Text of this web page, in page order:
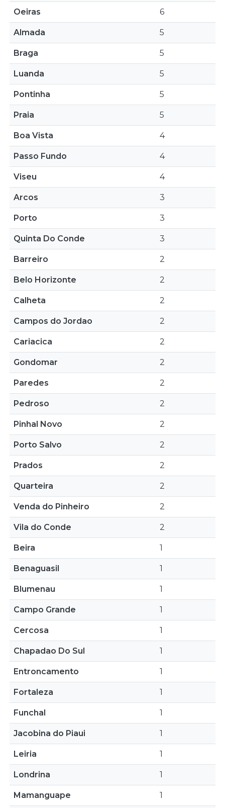
Oeiras 6
Almada 5
Braga 5
Luanda 5
Pontinha 5
Praia 5
Boa Vista 4
Passo Fundo 4
Viseu 4
Arcos 3
Porto 3
Quinta Do Conde 3
Barreiro 2
Belo Horizonte 2
Calheta 2
Campos do Jordao 2
Cariacica 2
Gondomar 2
Paredes 2
Pedroso 2
Pinhal Novo 2
Porto Salvo 2
Prados 2
Quarteira 2
Venda do Pinheiro 2
Vila do Conde 2
Beira 1
Benaguasil 1
Blumenau 1
Campo Grande 1
Cercosa 1
Chapadao Do Sul 1
Entroncamento 1
Fortaleza 1
Funchal 1
Jacobina do Piaui 1
Leiria 1
Londrina 1
Mamanguape 1